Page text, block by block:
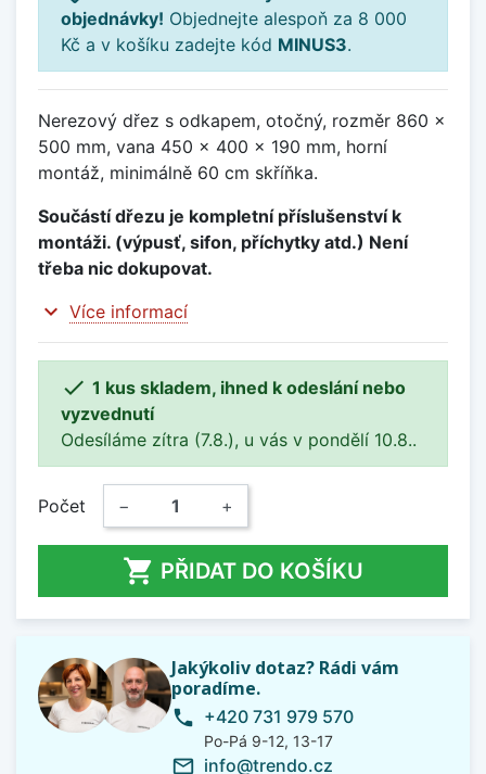
objednávky! Objednejte alespoň za 8 000
Kč a v košíku zadejte kód MINUS3.
Nerezový dřez s odkapem, otočný, rozměr 860 x
500 mm, vana 450 x 400 x 190 mm, horní
montáž, minimálně 60 cm skříňka.
Součástí dřezu je kompletní příslušenství k
montáži. (výpusť, sifon, příchytky atd.) Není
třeba nic dokupovat.
expand_more Více informací
 1 kus skladem, ihned k odeslání nebo
vyzvednutí
Odesíláme zítra (7.8.), u vás v pondělí 10.8..
Počet − +
 PŘIDAT DO KOŠÍKU
Jakýkoliv dotaz? Rádi vám
poradíme.
phone +420 731 979 570
Po-Pá 9-12, 13-17
mail_outline info@trendo.cz